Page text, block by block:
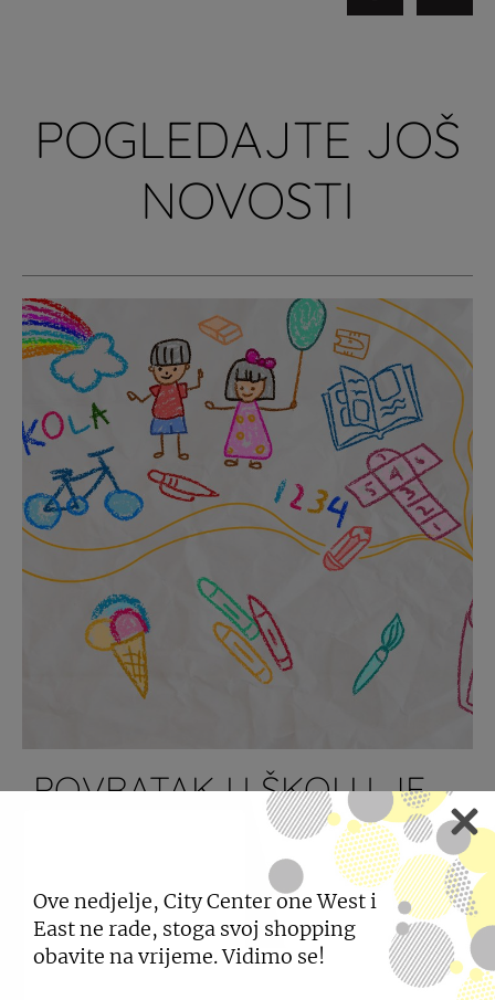
POGLEDAJTE JOŠ
NOVOSTI
POVRATAK U ŠKOLU JE
BOLJI UZ NAGRADE
Radovi malih školaraca mogu postati dio
kampanje City Centera one, a najkreativnije čeka i
shopping u vrijednosti od 200€.
Ove nedjelje, City Center one West i
East ne rade, stoga svoj shopping
obavite na vrijeme. Vidimo se!